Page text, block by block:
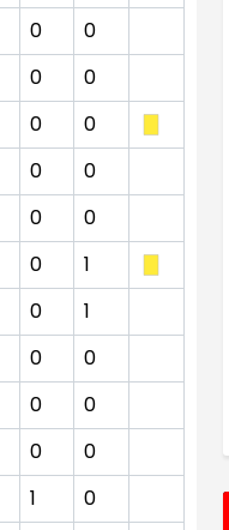
0
0
0
0
0
0
0
0
0
0
0
1
0
1
0
0
0
0
0
0
1
0